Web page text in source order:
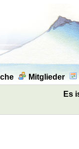
Mitglieder
Es